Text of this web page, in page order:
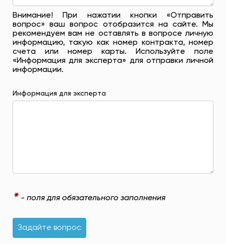
Внимание! При нажатии кнопки «Отправить
вопрос» ваш вопрос отобразится на сайте. Мы
рекомендуем вам не оставлять в вопросе личную
информацию, такую ​​как номер контракта, номер
счета или номер карты. Используйте поле
«Информация для эксперта» для отправки личной
информации.
Информация для эксперта
* - поля для обязательного заполнения
Задайте вопрос